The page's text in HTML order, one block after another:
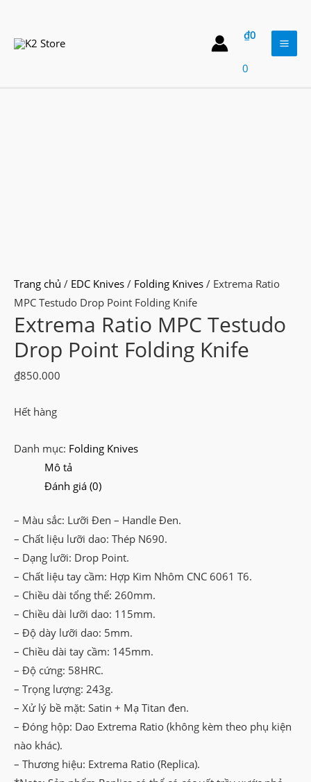
content
₫0
0
Trang chủ / EDC Knives / Folding Knives / Extrema Ratio
MPC Testudo Drop Point Folding Knife
Extrema Ratio MPC Testudo
Drop Point Folding Knife
₫850.000
Hết hàng
Danh mục: Folding Knives
Mô tả
Đánh giá (0)
– Màu sắc: Lưỡi Đen – Handle Đen.
– Chất liệu lưỡi dao: Thép N690.
– Dạng lưỡi: Drop Point.
– Chất liệu tay cầm: Hợp Kim Nhôm CNC 6061 T6.
– Chiều dài tổng thể: 260mm.
– Chiều dài lưỡi dao: 115mm.
– Độ dày lưỡi dao: 5mm.
– Chiều dài tay cầm: 145mm.
– Độ cứng: 58HRC.
– Trọng lượng: 243g.
– Xử lý bề mặt: Satin + Mạ Titan đen.
– Đóng hộp: Dao Extrema Ratio (không kèm theo phụ kiện
nào khác).
– Thương hiệu: Extrema Ratio (Replica).